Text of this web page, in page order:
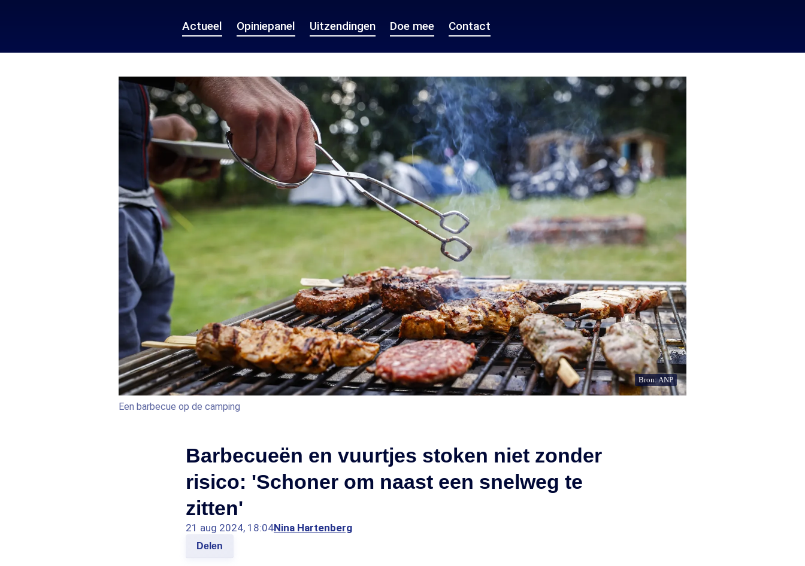
Actueel Opiniepanel Uitzendingen Doe mee Contact
Bron: ANP
Een barbecue op de camping
Barbecueën en vuurtjes stoken niet zonder
risico: 'Schoner om naast een snelweg te
zitten'
21 aug 2024, 18:04Nina Hartenberg
Delen